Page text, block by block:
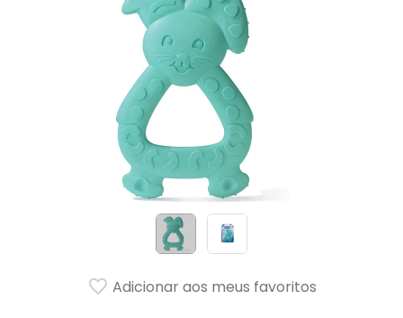
Adicionar aos meus favoritos